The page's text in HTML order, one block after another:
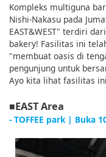
Kompleks multiguna
Nishi-Nakasu pada
EAST&WEST" terdiri
bakery! Fasilitas ini
"membuat oasis di
pengunjung untuk
Ayo kita lihat fasilitas
■EAST Area
- TOFFEE park | Buka